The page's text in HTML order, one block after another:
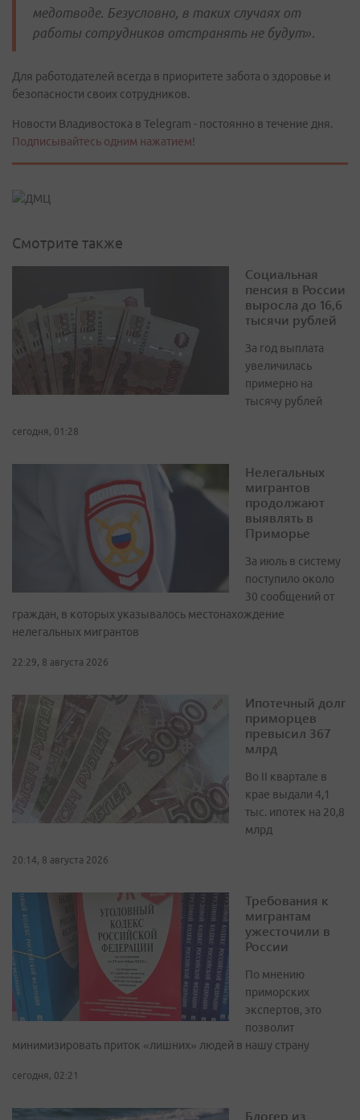
медотводе. Безусловно, в таких случаях от
работы сотрудников отстранять не будут».
Для работодателей всегда в приоритете забота о здоровье и
безопасности своих сотрудников.
Новости Владивостока в Telegram - постоянно в течение дня.
Подписывайтесь одним нажатием!
Смотрите также
Социальная
пенсия в России
выросла до 16,6
тысячи рублей
За год выплата
увеличилась
примерно на
тысячу рублей
сегодня, 01:28
Нелегальных
мигрантов
продолжают
выявлять в
Приморье
За июль в систему
поступило около
30 сообщений от
граждан, в которых указывалось местонахождение
нелегальных мигрантов
22:29, 8 августа 2026
Ипотечный долг
приморцев
превысил 367
млрд
Во II квартале в
крае выдали 4,1
тыс. ипотек на 20,8
млрд
20:14, 8 августа 2026
Требования к
мигрантам
ужесточили в
России
По мнению
приморских
экспертов, это
позволит
минимизировать приток «лишних» людей в нашу страну
сегодня, 02:21
Блогер из